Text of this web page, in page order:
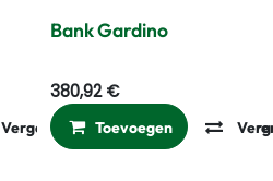
Vergelijken Toevoegen aan
Bank Gardino
380,92€
Toevoegen